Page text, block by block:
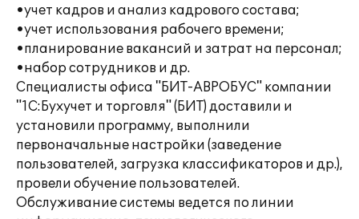
•учет кадров и анализ кадрового состава;
•учет использования рабочего времени;
•планирование вакансий и затрат на персонал;
•набор сотрудников и др.
Специалисты офиса "БИТ-АВРОБУС" компании
"1С:Бухучет и торговля" (БИТ) доставили и
установили программу, выполнили
первоначальные настройки (заведение
пользователей, загрузка классификаторов и др.),
провели обучение пользователей.
Обслуживание системы ведется по линии